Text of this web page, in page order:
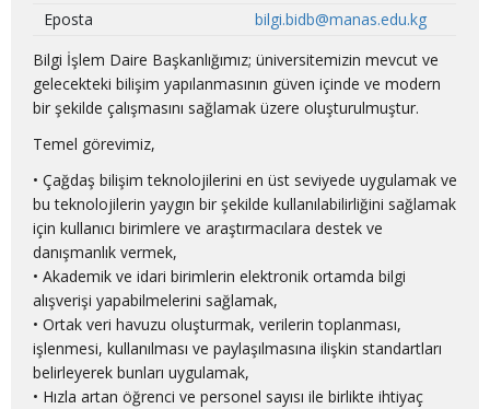
Eposta
bilgi.bidb@manas.edu.kg
Bilgi İşlem Daire Başkanlığımız; üniversitemizin mevcut ve
gelecekteki bilişim yapılanmasının güven içinde ve modern
bir şekilde çalışmasını sağlamak üzere oluşturulmuştur.
Temel görevimiz,
• Çağdaş bilişim teknolojilerini en üst seviyede uygulamak ve
bu teknolojilerin yaygın bir şekilde kullanılabilirliğini sağlamak
için kullanıcı birimlere ve araştırmacılara destek ve
danışmanlık vermek,
• Akademik ve idari birimlerin elektronik ortamda bilgi
alışverişi yapabilmelerini sağlamak,
• Ortak veri havuzu oluşturmak, verilerin toplanması,
işlenmesi, kullanılması ve paylaşılmasına ilişkin standartları
belirleyerek bunları uygulamak,
• Hızla artan öğrenci ve personel sayısı ile birlikte ihtiyaç